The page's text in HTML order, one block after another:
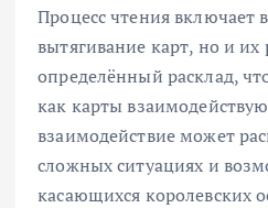
Процесс чтения включает
вытягивание карт, но и
определённый расклад,
как карты
взаимодействие может
сложных ситуациях и
касающихся королевских